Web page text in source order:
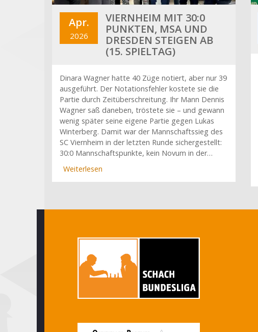
Apr.
2026
VIERNHEIM MIT 30:0
PUNKTEN, MSA UND
DRESDEN STEIGEN AB
(15. SPIELTAG)
Dinara Wagner hatte 40 Züge notiert, aber nur 39
ausgeführt. Der Notationsfehler kostete sie die
Partie durch Zeitüberschreitung. Ihr Mann Dennis
Wagner saß daneben, tröstete sie – und gewann
wenig später seine eigene Partie gegen Lukas
Winterberg. Damit war der Mannschaftssieg des
SC Viernheim in der letzten Runde sichergestellt:
30:0 Mannschaftspunkte, kein Novum in der…
Weiterlesen
Punkten,
steigen
(15.